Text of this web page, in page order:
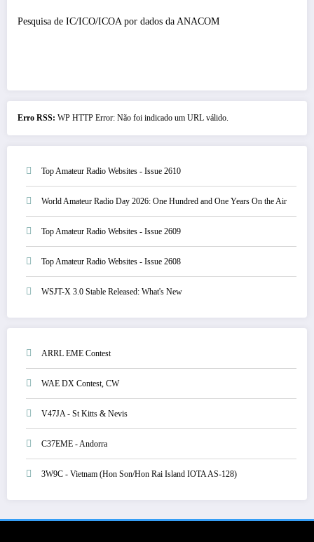
Pesquisa de IC/ICO/ICOA por dados da ANACOM
Erro RSS: WP HTTP Error: Não foi indicado um URL válido.
Top Amateur Radio Websites - Issue 2610
World Amateur Radio Day 2026: One Hundred and One Years On the Air
Top Amateur Radio Websites - Issue 2609
Top Amateur Radio Websites - Issue 2608
WSJT-X 3.0 Stable Released: What's New
ARRL EME Contest
WAE DX Contest, CW
V47JA - St Kitts & Nevis
C37EME - Andorra
3W9C - Vietnam (Hon Son/Hon Rai Island IOTA AS-128)